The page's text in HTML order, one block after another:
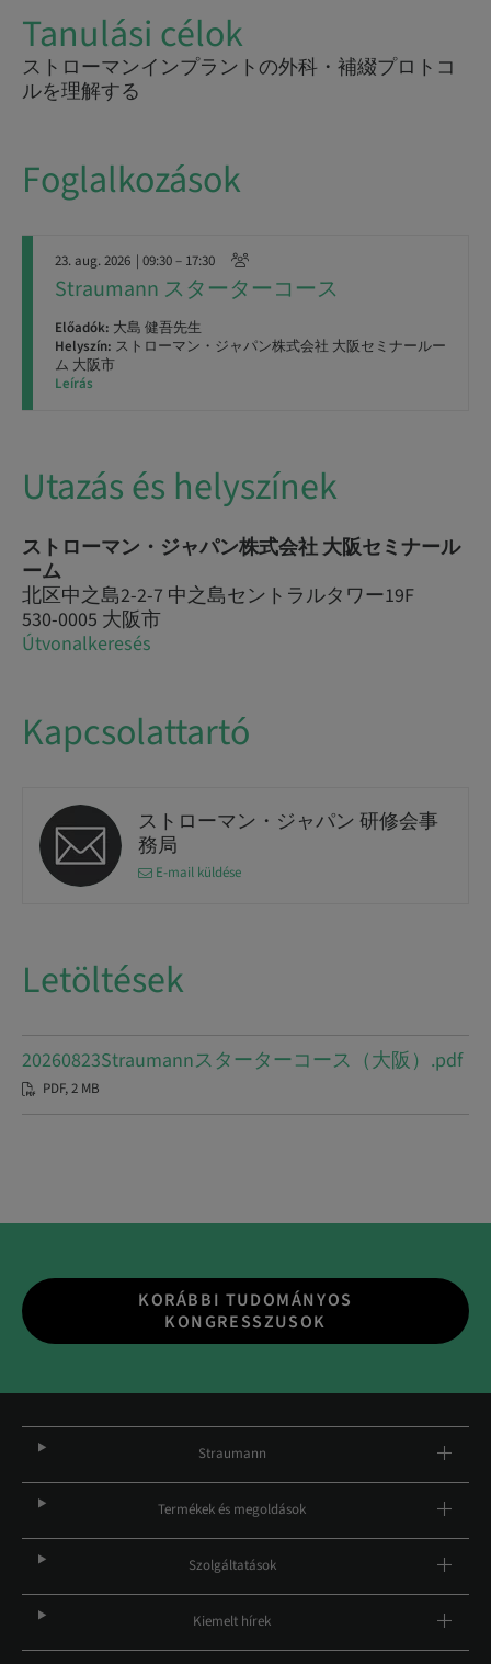
Tanulási célok
ストローマンインプラントの外科・補綴プロトコ
ルを理解する
Foglalkozások
23. aug. 2026 | 09:30 – 17:30
Straumann スターターコース
Előadók: 大島 健吾先生
Helyszín: ストローマン・ジャパン株式会社 大阪セミナールー
ム 大阪市
Leírás
Utazás és helyszínek
ストローマン・ジャパン株式会社 大阪セミナール
ーム
北区中之島2-2-7 中之島セントラルタワー19F
530-0005 大阪市
Útvonalkeresés
Kapcsolattartó
ストローマン・ジャパン 研修会事
務局
E-mail küldése
Letöltések
20260823Straumannスターターコース（大阪）.pdf
PDF, 2 MB
KORÁBBI TUDOMÁNYOS
KONGRESSZUSOK
Straumann
Termékek és megoldások
Szolgáltatások
Kiemelt hírek